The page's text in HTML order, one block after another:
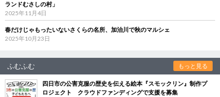
ランドむさしの村」
2025年11月4日
春だけじゃもったいないさくらの名所、加治川で秋のマルシェ
2025年10月23日
ふむふむ もっと見る
四日市の公害克服の歴史を伝える絵本『スモックリン』制作プ
ロジェクト クラウドファンディングで支援を募集